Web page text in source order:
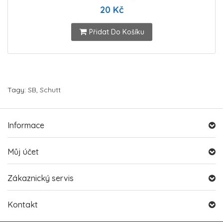
20 Kč
Přidat Do Košíku
Tagy: SB, Schutt
Informace
Můj účet
Zákaznický servis
Kontakt